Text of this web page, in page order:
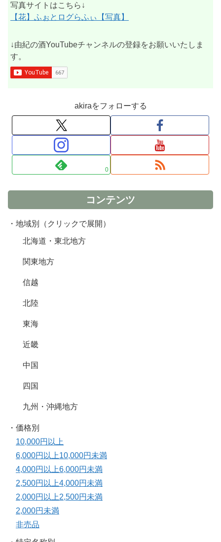
写真サイトはこちら↓
【花】ふぉとログらふぃ【写真】
↓由紀の酒YouTubeチャンネルの登録をお願いいたしま
す。
akiraをフォローする
0
コンテンツ
・地域別（クリックで展開）
北海道・東北地方
関東地方
信越
北陸
東海
近畿
中国
四国
九州・沖縄地方
・価格別
10,000円以上
6,000円以上10,000円未満
4,000円以上6,000円未満
2,500円以上4,000円未満
2,000円以上2,500円未満
2,000円未満
非売品